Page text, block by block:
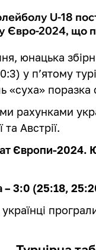
U-18
Євро-2024, що
юнацька
у п’ятому
«суха»
рахунками
та Австрії.
Європи-2024.
– 3:0 (25:18,